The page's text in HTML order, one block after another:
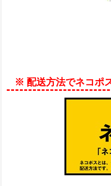
※ 配送方法でネコポ